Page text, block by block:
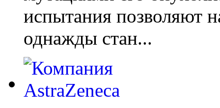
испытания позволяют
однажды стан...